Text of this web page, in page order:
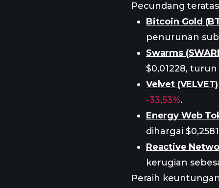
Pecundang
Bitcoin Gold
penurunan
Swarms
$0,01228,
Velvet (VELVET)
-33,53%.
Energy Web
dihargai
Reactive
kerugian
Peraih